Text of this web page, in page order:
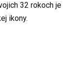
32 rokoch je
ikony.